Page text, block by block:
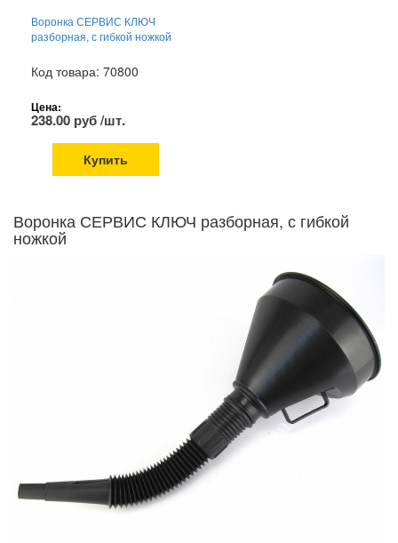
Воронка СЕРВИС КЛЮЧ
разборная, с гибкой ножкой
Код товара: 70800
Цена:
238.00 руб /шт.
Купить
Воронка СЕРВИС КЛЮЧ разборная, с гибкой
ножкой